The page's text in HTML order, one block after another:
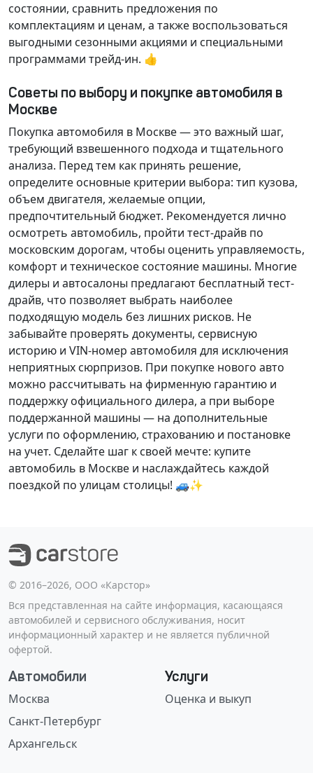
состоянии, сравнить предложения по
комплектациям и ценам, а также воспользоваться
выгодными сезонными акциями и специальными
программами трейд-ин. 👍
Советы по выбору и покупке автомобиля в
Москве
Покупка автомобиля в Москве — это важный шаг,
требующий взвешенного подхода и тщательного
анализа. Перед тем как принять решение,
определите основные критерии выбора: тип кузова,
объем двигателя, желаемые опции,
предпочтительный бюджет. Рекомендуется лично
осмотреть автомобиль, пройти тест-драйв по
московским дорогам, чтобы оценить управляемость,
комфорт и техническое состояние машины. Многие
дилеры и автосалоны предлагают бесплатный тест-
драйв, что позволяет выбрать наиболее
подходящую модель без лишних рисков. Не
забывайте проверять документы, сервисную
историю и VIN-номер автомобиля для исключения
неприятных сюрпризов. При покупке нового авто
можно рассчитывать на фирменную гарантию и
поддержку официального дилера, а при выборе
поддержанной машины — на дополнительные
услуги по оформлению, страхованию и постановке
на учет. Сделайте шаг к своей мечте: купите
автомобиль в Москве и наслаждайтесь каждой
поездкой по улицам столицы! 🚙✨
©️ 2016–2026, ООО «Карстор»
Вся представленная на сайте информация, касающаяся
автомобилей и сервисного обслуживания, носит
информационный характер и не является публичной
офертой.
Автомобили
Москва
Санкт-Петербург
Архангельск
Услуги
Оценка и выкуп